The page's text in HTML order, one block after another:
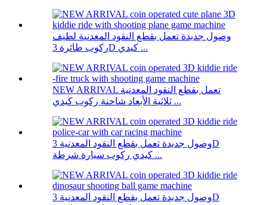
وصول جديدة تعمل بقطع النقود المعدنية لطيف
ركوب طائرة 3D كيدي ...
NEW ARRIVAL تعمل بقطع النقود المعدنية
ثلاثية الأبعاد شاحنة ركوب كيدي ...
وصول جديدة تعمل بقطع النقود المعدنية 3D
كيدي ركوب سيارة شرطة ...
وصول جديدة تعمل بقطع النقود المعدنية 3D